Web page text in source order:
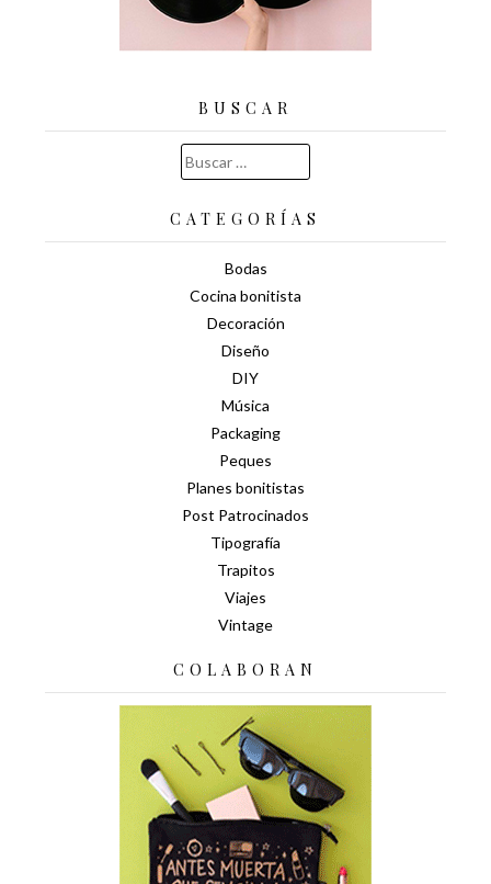
BUSCAR
Buscar:
CATEGORÍAS
Bodas
Cocina bonitista
Decoración
Diseño
DIY
Música
Packaging
Peques
Planes bonitistas
Post Patrocinados
Tipografía
Trapitos
Viajes
Vintage
COLABORAN